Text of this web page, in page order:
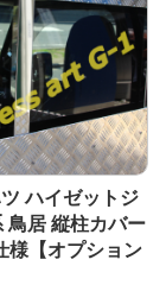
ハイゼットジ
鳥居 縦柱カバー
様【オプション